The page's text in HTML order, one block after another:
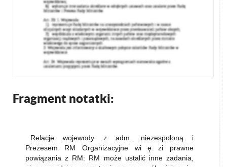
Fragment notatki:
Relacje wojewody z adm. niezespoloną i
Prezesem RM Organizacyjne wi ę zi prawne
powiązania z RM: RM może ustalić inne zadania,